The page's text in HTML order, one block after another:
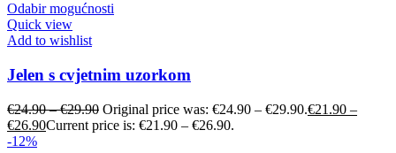
Odabir mogućnosti
Quick view
Add to wishlist
Jelen s cvjetnim uzorkom
€24.90–€29.90 Original price was: €24.90 – €29.90.€21.90 –
€26.90Current price is: €21.90 – €26.90.
-12%